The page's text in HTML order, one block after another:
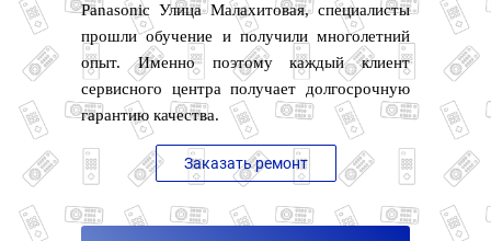
Panasonic Улица Малахитовая, специалисты
прошли обучение и получили многолетний
опыт. Именно поэтому каждый клиент
сервисного центра получает долгосрочную
гарантию качества.
Заказать ремонт